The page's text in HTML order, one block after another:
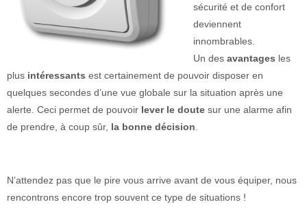
sécurité et de confort
deviennent
innombrables.
Un des avantages les
plus intéressants est certainement de pouvoir disposer en
quelques secondes d’une vue globale sur la situation après une
alerte. Ceci permet de pouvoir lever le doute sur une alarme afin
de prendre, à coup sûr, la bonne décision
N’attendez pas que le pire vous arrive avant de vous équiper, nous
rencontrons encore trop souvent ce type de situations !